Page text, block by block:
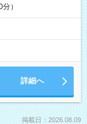
）
詳細へ
掲載日：2026.08.09